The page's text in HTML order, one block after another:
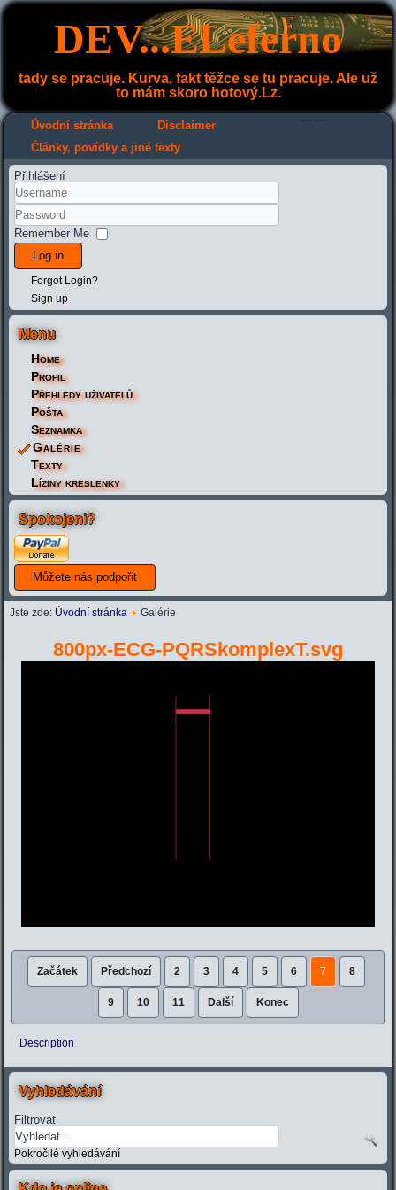
DEV...ELeferno
tady se pracuje. Kurva, fakt těžce se tu pracuje. Ale už
to mám skoro hotový.Lz.
Úvodní stránka Disclaimer
Články, povídky a jiné texty
Přihlášení
Remember Me
Log in
Forgot Login?
Sign up
Menu
Home
Profil
Přehledy uživatelů
Pošta
Seznamka
Galérie
Texty
Líziny kreslenky
Spokojeni?
Jste zde: Úvodní stránka Galérie
800px-ECG-PQRSkomplexT.svg
Začátek Předchozí 2 3 4 5 6 7 8
9 10 11 Další Konec
Description
Vyhledávání
Filtrovat
Pokročilé vyhledávání